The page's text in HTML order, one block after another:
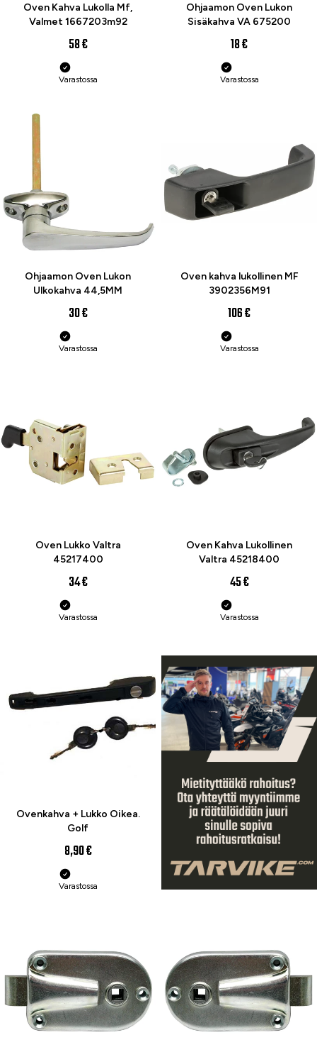
Oven Kahva Lukolla Mf,
Valmet 1667203m92
58 €
Varastossa
Ohjaamon Oven Lukon
Sisäkahva VA 675200
18 €
Varastossa
Ohjaamon Oven Lukon
Ulkokahva 44,5MM
30 €
Varastossa
Oven kahva lukollinen MF
3902356M91
106 €
Varastossa
Oven Lukko Valtra
45217400
34 €
Varastossa
Oven Kahva Lukollinen
Valtra 45218400
45 €
Varastossa
Ovenkahva + Lukko Oikea.
Golf
8,90 €
Varastossa